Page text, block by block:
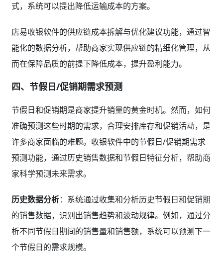
式，系统可以提出降低运输成本的方案。
店易收银软件的供应链成本拆解与优化建议功能，通过智
能化的数据分析，帮助商家实现供应链的精细化管理，从
而在保障品质的前提下降低成本，提升盈利能力。
四、节假日/促销期需求预测
节假日和促销期是商家提升销量的黄金时机。然而，如何
准确预测这些时期的需求，合理安排库存和促销活动，是
许多商家面临的难题。收银软件中的节假日/促销期需求
预测功能，通过历史销售数据和节假日特征分析，帮助商
家科学预测未来需求。
历史数据分析：系统通过收集和分析历史节假日和促销期
的销售数据，识别出销售趋势和波动规律。例如，通过分
析不同节假日期间的销售量和销售额，系统可以预测下一
个节假日的需求规模。